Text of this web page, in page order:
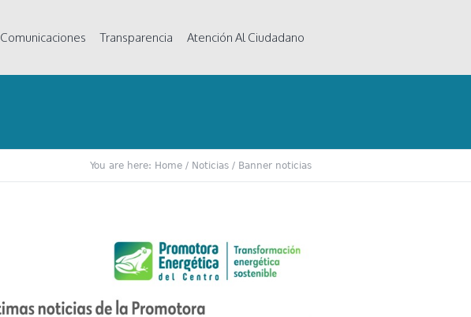
Comunicaciones Transparencia Atención Al Ciudadano
You are here: Home / Noticias / Banner noticias